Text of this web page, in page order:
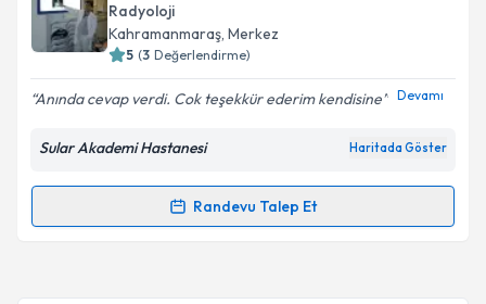
Radyoloji
Kahramanmaraş, Merkez
5 (3 Değerlendirme)
Anında cevap verdi. Cok teşekkür ederim kendisine Devamı
Sular Akademi Hastanesi Haritada Göster
Randevu Talep Et
Randevu Takvimi Talebi